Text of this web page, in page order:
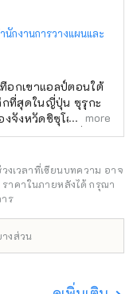
กงานการวางแผนและ
ทือกเขาแอลป์ตอนใต้
กที่สุดในญี่ปุ่น ซุรุกะ
งจังหวัดชิซุโอกะที่
สมบูรณ์ ไร่ชาที่
ภาพอากาศและ
ประเพณีการดื่มชาก็
และหยั่งราก
ดย ``พื้นที่ชา'' อัน
more
งเวลาที่เขียนบทความ อาจ
าคาในภายหลังได้ กรุณา
ร
งส่วน